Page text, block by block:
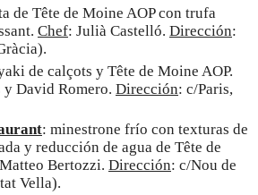
de Tête de Moine AOP con trufa
Chef: Julià Castelló. Dirección:
de calçots y Tête de Moine AOP.
y David Romero. Dirección: c/Paris,
: minestrone frío con texturas de
y reducción de agua de Tête de
Bertozzi. Dirección: c/Nou de
Vella).